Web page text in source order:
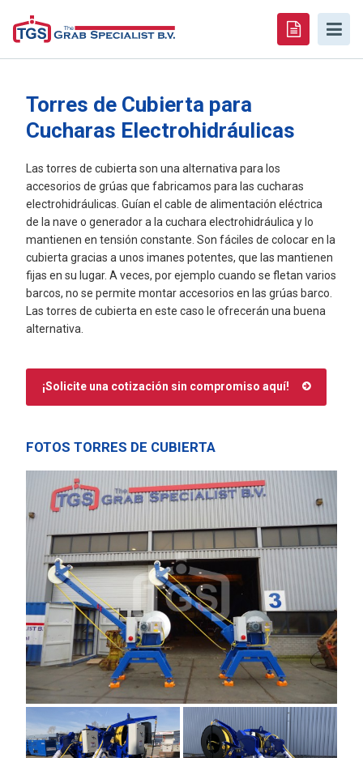
Torres de Cubierta para
Cucharas Electrohidráulicas
Las torres de cubierta son una alternativa para los
accesorios de grúas que fabricamos para las cucharas
electrohidráulicas. Guían el cable de alimentación eléctrica
de la nave o generador a la cuchara electrohidráulica y lo
mantienen en tensión constante. Son fáciles de colocar en la
cubierta gracias a unos imanes potentes, que las mantienen
fijas en su lugar. A veces, por ejemplo cuando se fletan varios
barcos, no se permite montar accesorios en las grúas barco.
Las torres de cubierta en este caso le ofrecerán una buena
alternativa.
¡Solicite una cotización sin compromiso aquí!
FOTOS TORRES DE CUBIERTA